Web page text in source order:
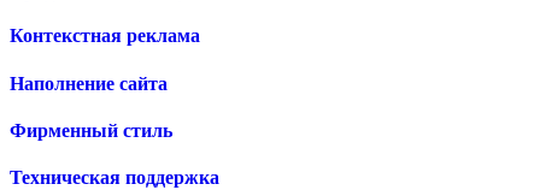
Контекстная реклама
Наполнение сайта
Фирменный стиль
Техническая поддержка